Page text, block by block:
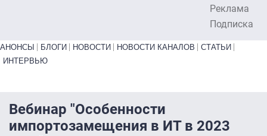
Реклама
Подписка
Primary links bottom
АНОНСЫ БЛОГИ НОВОСТИ НОВОСТИ КАНАЛОВ
СТАТЬИ
ИНТЕРВЬЮ
Вебинар "Особенности
импортозамещения в ИТ в 2023